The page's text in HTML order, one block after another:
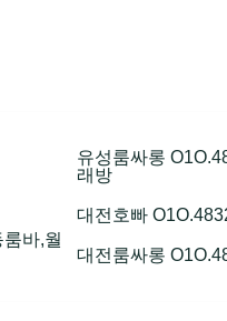
바,월
유성룸싸롱
래방
대전호빠
대전룸싸롱